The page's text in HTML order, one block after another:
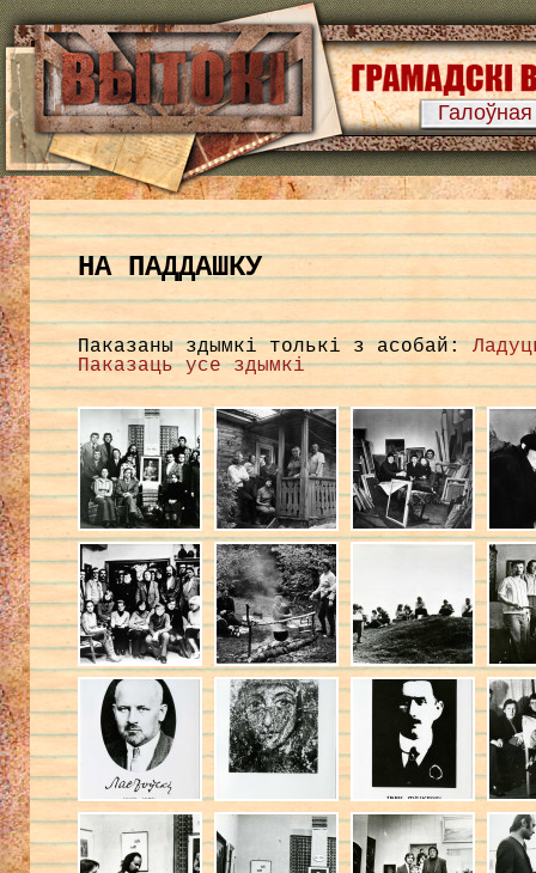
Галоўная
НА ПАДДАШКУ
Паказаны здымкі толькі з асобай:
Паказаць усе здымкі